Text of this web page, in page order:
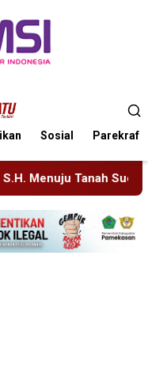
Sosial Parekraf
Pastikan